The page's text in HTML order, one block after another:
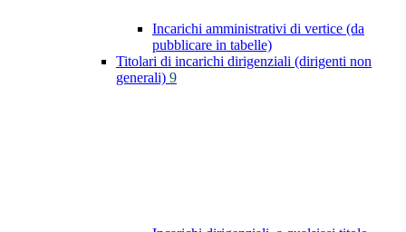
Incarichi amministrativi di vertice (da
pubblicare in tabelle)
Titolari di incarichi dirigenziali (dirigenti non
generali) 9